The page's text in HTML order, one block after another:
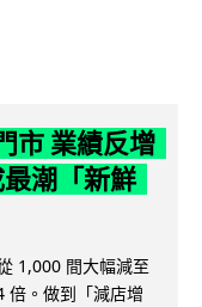
市 業績反增
潮「新鮮
1,000 間大幅減至
倍。做到「減店增